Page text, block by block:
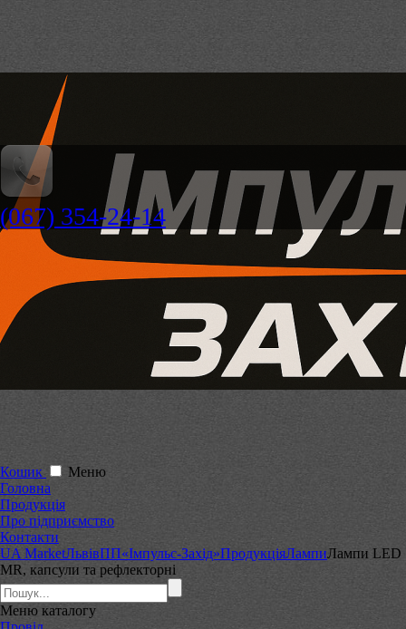
(067) 354-24-14
Кошик
Меню
Головна
Продукція
Про підприємство
Контакти
UA MarketЛьвівПП«Імпульс-Захід»ПродукціяЛампиЛампи LED
MR, капсули та рефлекторні
Меню каталогу